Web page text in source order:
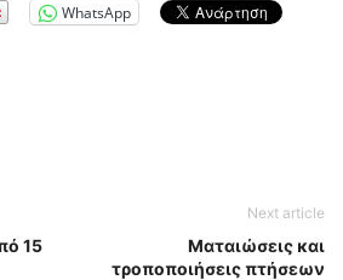
WhatsApp
15
Next article
Ματαιώσεις και
τροποποιήσεις πτήσεων